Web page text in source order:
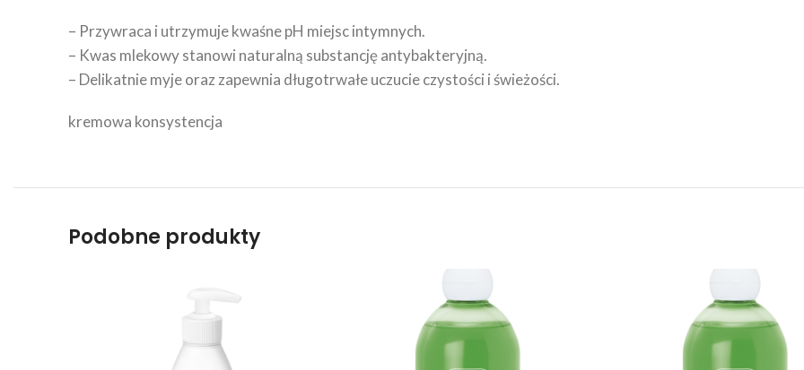
– Przywraca i utrzymuje kwaśne pH miejsc intymnych.
– Kwas mlekowy stanowi naturalną substancję antybakteryjną.
– Delikatnie myje oraz zapewnia długotrwałe uczucie czystości i świeżości.
kremowa konsystencja
Podobne produkty